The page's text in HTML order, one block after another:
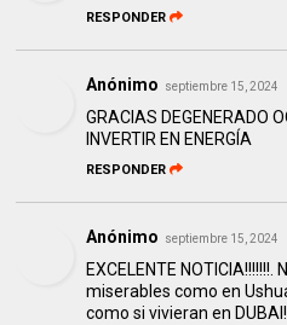
RESPONDER
Anónimo septiembre 15, 2024
GRACIAS DEGENERADO
INVERTIR EN ENERGÍA
RESPONDER
Anónimo septiembre 15, 2024
EXCELENTE
miserables como en
como si vivieran en